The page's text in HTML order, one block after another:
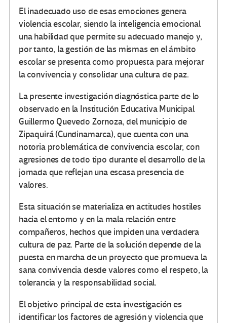
El inadecuado uso de esas emociones genera
violencia escolar, siendo la inteligencia emocional
una habilidad que permite su adecuado manejo y,
por tanto, la gestión de las mismas en el ámbito
escolar se presenta como propuesta para mejorar
la convivencia y consolidar una cultura de paz.
La presente investigación diagnóstica parte de lo
observado en la Institución Educativa Municipal
Guillermo Quevedo Zornoza, del municipio de
Zipaquirá (Cundinamarca), que cuenta con una
notoria problemática de convivencia escolar, con
agresiones de todo tipo durante el desarrollo de la
jornada que reflejan una escasa presencia de
valores.
Esta situación se materializa en actitudes hostiles
hacia el entorno y en la mala relación entre
compañeros, hechos que impiden una verdadera
cultura de paz. Parte de la solución depende de la
puesta en marcha de un proyecto que promueva la
sana convivencia desde valores como el respeto, la
tolerancia y la responsabilidad social.
El objetivo principal de esta investigación es
identificar los factores de agresión y violencia que